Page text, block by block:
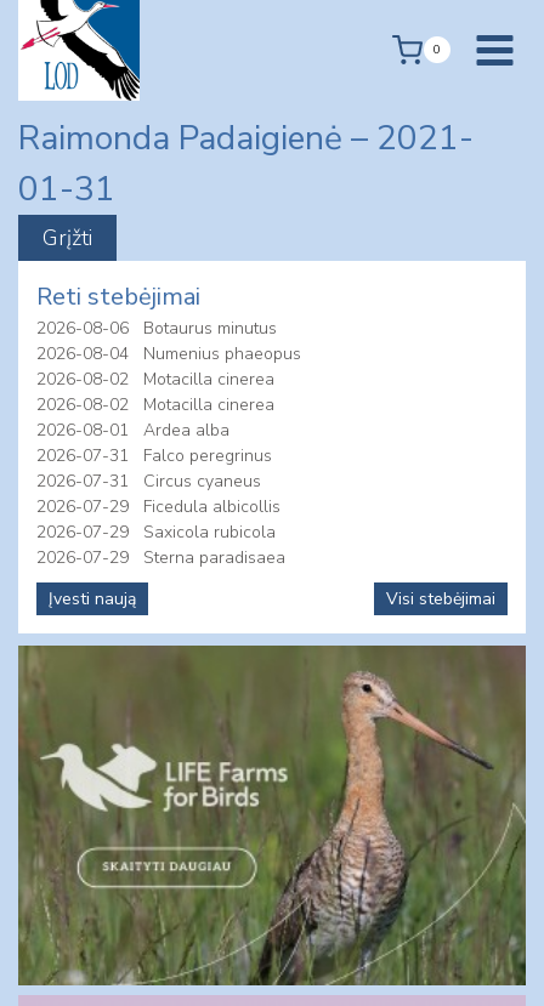
content
0
Raimonda Padaigienė – 2021-
01-31
Reti stebėjimai
2026-08-06
Botaurus minutus
2026-08-04
Numenius phaeopus
2026-08-02
Motacilla cinerea
2026-08-02
Motacilla cinerea
2026-08-01
Ardea alba
2026-07-31
Falco peregrinus
2026-07-31
Circus cyaneus
2026-07-29
Ficedula albicollis
2026-07-29
Saxicola rubicola
2026-07-29
Sterna paradisaea
Įvesti naują
Visi stebėjimai